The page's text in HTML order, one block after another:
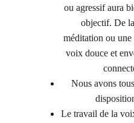
ou agressif aura
objectif. De
méditation ou
voix douce et
Nous avons
Le travail de la